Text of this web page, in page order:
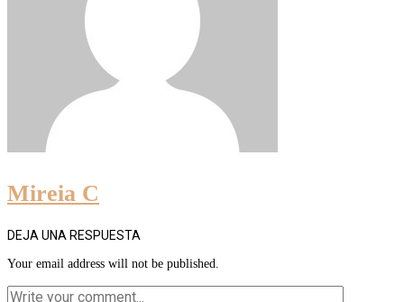
Mireia C
DEJA UNA RESPUESTA
Your email address will not be published.